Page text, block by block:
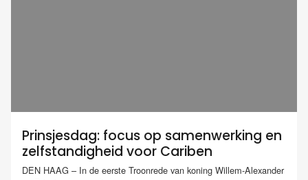
Prinsjesdag: focus op samenwerking en
zelfstandigheid voor Cariben
DEN HAAG – In de eerste Troonrede van koning Willem-Alexander